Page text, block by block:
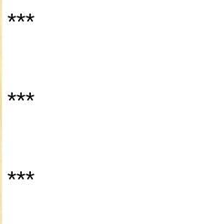
***
***
***